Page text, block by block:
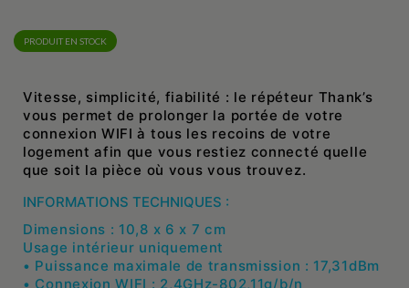
PRODUIT EN STOCK
Vitesse, simplicité, fiabilité : le répéteur Thank’s
vous permet de prolonger la portée de votre
connexion WIFI à tous les recoins de votre
logement afin que vous restiez connecté quelle
que soit la pièce où vous vous trouvez.
INFORMATIONS TECHNIQUES :
Dimensions : 10,8 x 6 x 7 cm
Usage intérieur uniquement
• Puissance maximale de transmission : 17,31dBm
• Connexion WIFI : 2,4GHz-802,11g/b/n